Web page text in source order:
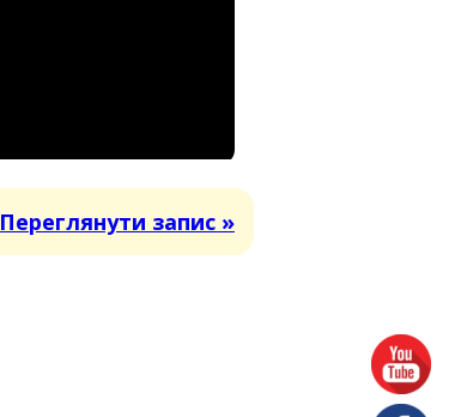
Переглянути запис »